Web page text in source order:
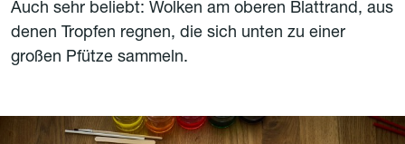
Auch sehr beliebt: Wolken am oberen Blattrand, aus
denen Tropfen regnen, die sich unten zu einer
großen Pfütze sammeln.